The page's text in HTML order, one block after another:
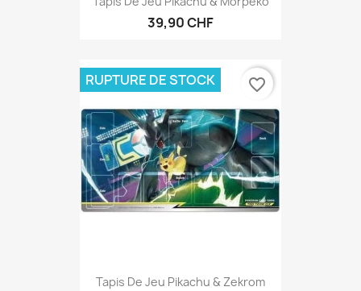
39,90 CHF
Tapis De Jeu Pikachu & Zekrom
RUPTURE DE STOCK favorite_border